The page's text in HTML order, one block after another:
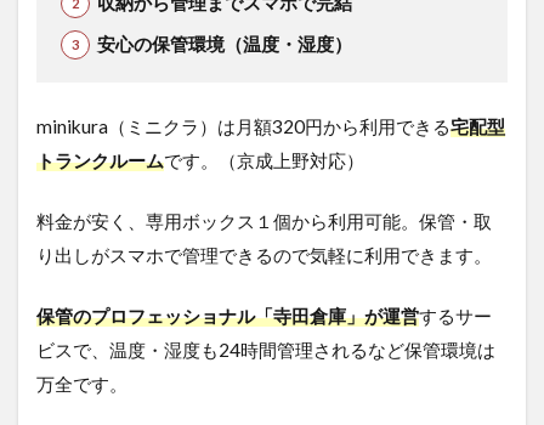
安心の保管環境（温度・湿度）
minikura（ミニクラ）は月額320円から利用できる宅配型
トランクルームです。（京成上野対応）
料金が安く、専用ボックス１個から利用可能。保管・取
り出しがスマホで管理できるので気軽に利用できます。
保管のプロフェッショナル「寺田倉庫」が運営するサー
ビスで、温度・湿度も24時間管理されるなど保管環境は
万全です。